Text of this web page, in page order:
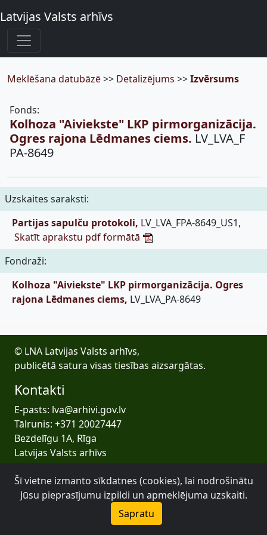
Latvijas Valsts arhīvs
Meklēšana datubāzē>> Detalizējums >>Izvērsums
Fonds:
Kolhoza "Aiviekste" LKP pirmorganizācija.
Ogres rajona Lēdmanes ciems. LV_LVA_F
PA-8649
Uzskaites saraksti:
Partijas sapulču protokoli, LV_LVA_FPA-8649_US1,
Skatīt aprakstu pdf formātā
Fondraži:
Kolhoza "Aiviekste" LKP pirmorganizācija. Ogres
rajona Lēdmanes ciems, LV_LVA_PA-8649
© LNA Latvijas Valsts arhīvs,
publicētā satura visas tiesības aizsargātas.
Kontakti
E-pasts: lva@arhivi.gov.lv
Tālrunis: +371 20027447
Bezdelīgu 1A, Rīga
Latvijas Valsts arhīvs
Šī vietne izmanto sīkdatnes (cookies), lai nodrošinātu
Jūsu pieprasījumu izpildi un apmeklējuma uzskaiti.
Sapratu